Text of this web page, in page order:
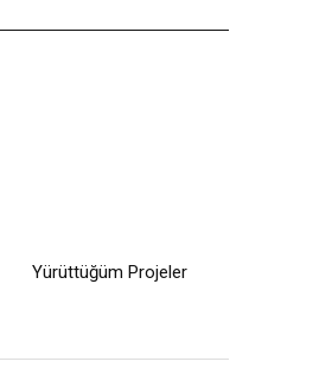
Yürüttüğüm Projeler